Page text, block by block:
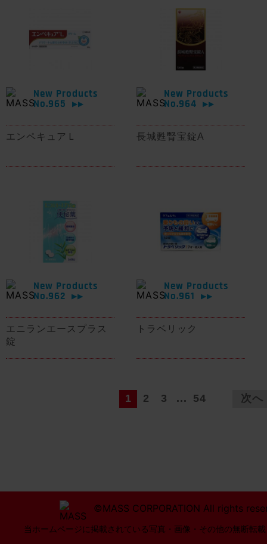
New Products
No.965
▶▶
エンペキュアＬ
New Products
No.964
▶▶
長城甦腎宝錠A
New Products
No.962
▶▶
エニランエースプラス
錠
New Products
No.961
▶▶
トラベリック
1 2 3 ... 54 次
©MASS CORPORATION All rights
当ホームページに掲載されている写真・画像・その他の無断転